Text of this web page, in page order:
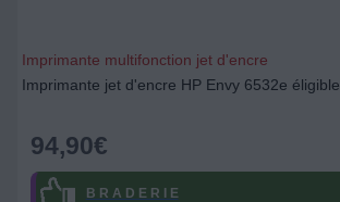
Imprimante multifonction jet d'encre
Imprimante jet d'encre HP Envy 6532e
94,90€
B R A D E R I E